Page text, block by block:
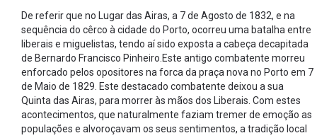
De referir que no Lugar das Airas, a 7 de Agosto de 1832, e na
sequência do cêrco à cidade do Porto, ocorreu uma batalha entre
liberais e miguelistas, tendo aí sido exposta a cabeça decapitada
de Bernardo Francisco Pinheiro.Este antigo combatente morreu
enforcado pelos opositores na forca da praça nova no Porto em 7
de Maio de 1829. Este destacado combatente deixou a sua
Quinta das Airas, para morrer às mãos dos Liberais. Com estes
acontecimentos, que naturalmente faziam tremer de emoção as
populações e alvoroçavam os seus sentimentos, a tradição local